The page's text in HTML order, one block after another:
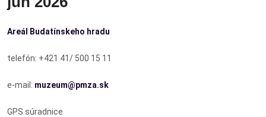
Areál Budatínskeho hradu
telefón: +421 41/ 500 15 11
e-mail: muzeum@pmza.sk
GPS súradnice